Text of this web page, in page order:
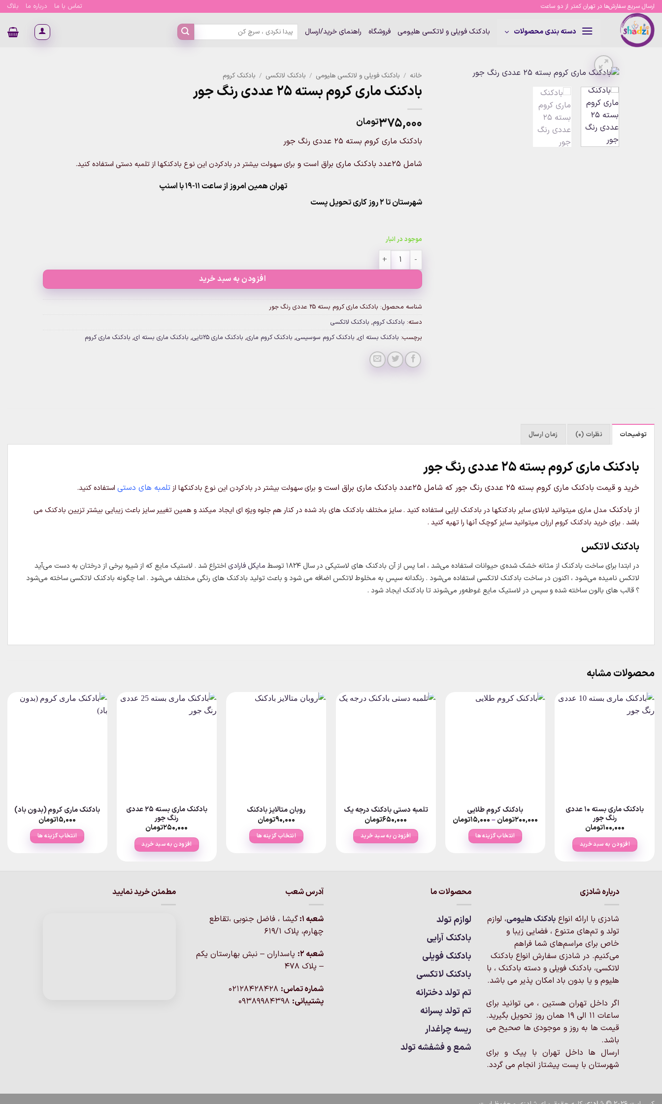
Skip
content
ارسال سریع سفارش‌ها در تهران کمتر از دو ساعت تماس با ما درباره ما بلاگ
دسته بندی محصولات بادکنک فویلی و لاتکسی هلیومی فروشگاه راهنمای خرید/ارسال
جستجو
برای:
خانه / بادکنک فویلی و لاتکسی هلیومی / بادکنک لاتکسی / بادکنک کروم
بادکنک ماری کروم بسته 25 عددی رنگ جور
۳۷۵,۰۰۰تومان
بادکنک ماری کروم بسته 25 عددی رنگ جور
شامل 25عدد بادکنک ماری براق است و
برای سهولت بیشتر در بادکردن این نوع بادکنکها از تلمبه دستی استفاده کنید.
تهران همین امروز از ساعت ۱۱-۱۹ با اسنپ
شهرستان تا 2 روز کاری تحویل پست
موجود در انبار
بادکنک ماری کروم بسته 25 عددی رنگ جور عدد
افزودن به سبد خرید
شناسه محصول: بادکنک ماری کروم بسته 25 عددی رنگ جور
دسته: بادکنک کروم, بادکنک لاتکسی
برچسب: بادکنک بسته ای, بادکنک کروم سوسیسی, بادکنک کروم ماری, بادکنک ماری 25تایی , بادکنک ماری بسته ای, بادکنک ماری کروم
توضیحات نظرات (0) زمان ارسال
بادکنک ماری کروم بسته 25 عددی رنگ جور
خرید و قیمت بادکنک ماری کروم بسته 25 عددی رنگ جور که شامل 25عدد بادکنک ماری براق است و برای سهولت بیشتر در بادکردن این نوع بادکنکها از تلمبه های دستی استفاده کنید.
از بادکنک مدل ماری میتوانید لابلای سایر بادکنکها در بادکنک ارایی استفاده کنید . سایز مختلف بادکنک های باد شده در کنار هم جلوه ویژه ای ایجاد میکند و همین تغییر سایز باعث زیبایی بیشتر تزیین بادکنک می
باشد . برای خرید بادکنک کروم ارزان میتوانید سایز کوچک آنها را تهیه کنید .
بادکنک لاتکس
در ابتدا برای ساخت بادکنک از مثانه خشک شده‌ی حیوانات استفاده می‌شد ، اما پس از آن بادکنک های لاستیکی در سال ۱۸۲۴ توسط مایکل فارادی اختراع شد . لاستیک مایع که از شیره برخی از درختان به دست می‌آید
لاتکس نامیده می‌شود ، اکنون در ساخت بادکنک لاتکسی استفاده می‌شود . رنگدانه سپس به مخلوط لاتکس اضافه می شود و باعث تولید بادکنک های رنگی مختلف می‌شود . اما چگونه بادکنک لاتکسی ساخته می‌شود
؟ قالب های بالون ساخته شده و سپس در لاستیک مایع غوطه‌ور می‌شوند تا بادکنک ایجاد شود .
محصولات مشابه
بادکنک ماری بسته 10 عددی
رنگ جور
۱۰۰,۰۰۰تومان
افزودن به سبد خرید
بادکنک کروم طلایی
۲۰۰,۰۰۰تومان–۱۵,۰۰۰تومان
۱۵,۰۰۰تومان انتخاب گزینه ها
باشد.
ممکن
در
صفحه
انتخاب
شوند
تلمبه دستی بادکنک درجه یک
۶۵۰,۰۰۰تومان
افزودن به سبد خرید
روبان متالایز بادکنک
۹۰,۰۰۰تومان
انتخاب گزینه ها
باشد.
گزینه
ممکن
است
صفحه
محصول
انتخاب
بادکنک ماری بسته 25 عددی
رنگ جور
۲۵۰,۰۰۰تومان
افزودن به سبد خرید
بادکنک ماری کروم (بدون باد)
۱۵,۰۰۰تومان
انتخاب گزینه ها
درباره شادزی
شادزی با ارائه انواع بادکنک‌ هلیومی، لوازم
تولد و تم‌های متنوع ، فضایی زیبا و
خاص برای مراسم‌های شما فراهم
می‌کنیم. در شادزی سفارش انواع بادکنک
لاتکسی، بادکنک فویلی و دسته بادکنک ، با
هلیوم و یا بدون باد امکان پذیر می باشد.
اگر داخل تهران هستین ، می توانید برای
ساعات 11 الی 19 همان روز تحویل بگیرید.
قیمت ها به روز و موجودی ها صحیح می
باشد.
ارسال ها داخل تهران با پیک و برای
شهرستان با پست پیشتاز انجام می گردد.
محصولات ما
لوازم تولد
بادکنک آرایی
بادکنک فویلی
بادکنک لاتکسی
تم تولد دخترانه
تم تولد پسرانه
ریسه چراغدار
شمع و فشفشه تولد
آدرس شعب
شعبه 1:
گيشا ، فاضل جنوبی ،تقاطع
چهارم، پلاک 619/1
شعبه 2:
پاسداران – نبش بهارستان یکم
– پلاک ۴۷۸
شماره تماس:
پشتیبانی:
مطمئن خرید نمایید